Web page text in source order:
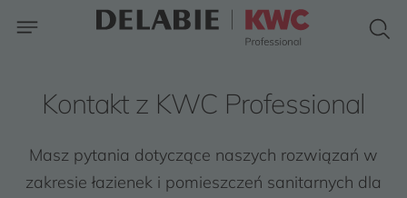
Kontakt z KWC Professional
Masz pytania dotyczące naszych rozwiązań w
zakresie łazienek i pomieszczeń sanitarnych dla